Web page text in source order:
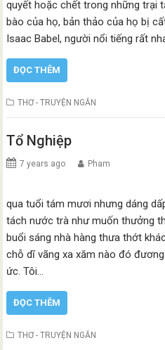
quyết hoặc chết trong những trại
bào của họ, bản thảo của họ bị
Isaac Babel, người nổi tiếng rất
ĐỌC THÊM
THƠ - TRUYỆN NGẮN
Tổ Nghiệp
7 years ago Pham
qua tuổi tám mươi nhưng dáng
tách nước trà như muốn thưởng
buổi sáng nhà hàng thưa thớt
chỗ dĩ vãng xa xăm nào đó
ức. Tôi…
ĐỌC THÊM
THƠ - TRUYỆN NGẮN